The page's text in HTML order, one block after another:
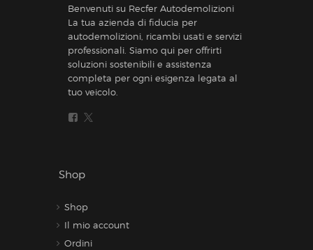
Benvenuti su Recfer Autodemolizioni
La tua azienda di fiducia per
autodemolizioni, ricambi usati e servizi
professionali. Siamo qui per offrirti
soluzioni sostenibili e assistenza
completa per ogni esigenza legata al
tuo veicolo.
Shop
Shop
Il mio account
Ordini